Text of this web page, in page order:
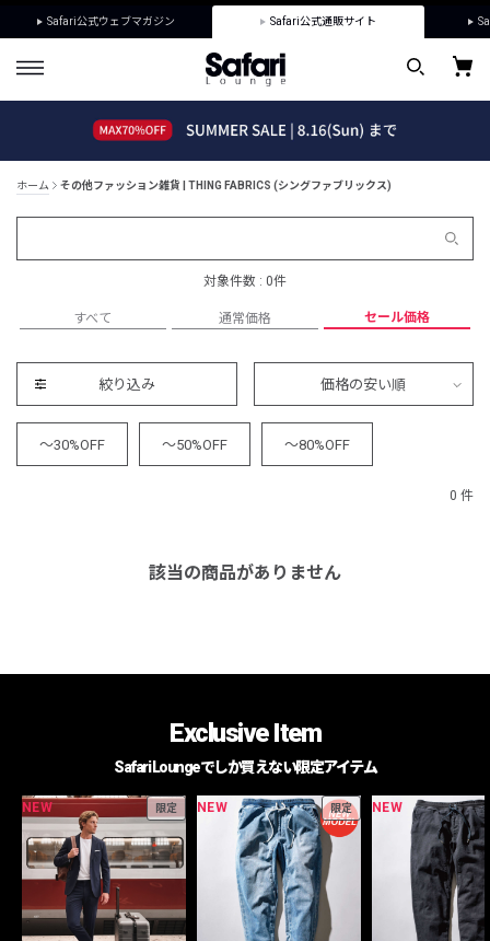
Safari公式ウェブマガジン Safari公式通販サイト
ホーム その他ファッション雑貨 | THING FABRICS (シングファブリックス)
対象件数 : 0件
すべて 通常価格 セール価格
絞り込み 価格の安い順
～30%OFF ～50%OFF ～80%OFF
0 件
該当の商品がありません
Exclusive Item
Safari Loungeでしか買えない限定アイテム
NEW 限定 NEW 限定 NEW